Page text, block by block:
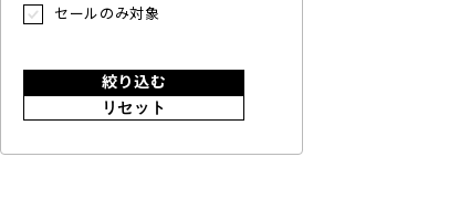
セールのみ対象
絞り込む
リセット